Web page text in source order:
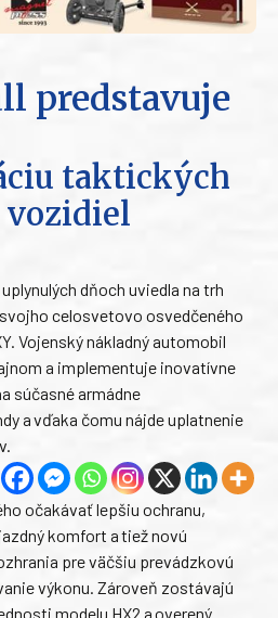
predstavuje
taktických
dňoch uviedla na trh
celosvetovo osvedčeného
Vojenský nákladný automobil
a implementuje inovatívne
súčasné armádne
a vďaka čomu nájde uplatnenie
očakávať lepšiu ochranu,
komfort a tiež novú
pre väčšiu prevádzkovú
výkonu. Zároveň zostávajú
modelu HX2 a overený